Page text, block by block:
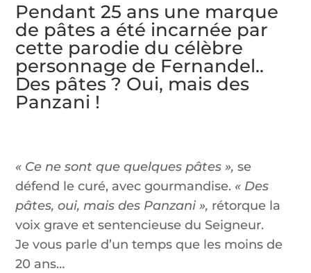
Pendant 25 ans une marque
de pâtes a été incarnée par
cette parodie du célèbre
personnage de Fernandel..
Des pâtes ? Oui, mais des
Panzani !
« Ce ne sont que quelques pâtes », se
défend le curé, avec gourmandise. « Des
pâtes, oui, mais des Panzani », rétorque la
voix grave et sentencieuse du Seigneur.
Je vous parle d’un temps que les moins de
20 ans…